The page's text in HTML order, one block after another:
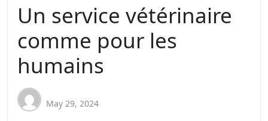
Un service vétérinaire
comme pour les
humains
May 29, 2024